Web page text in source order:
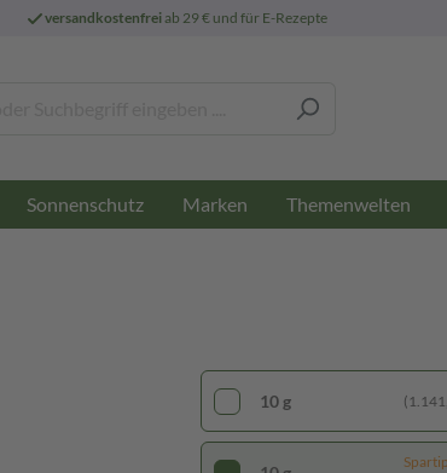
versandkostenfreiab 29 € und für E-Rezepte
Sonnenschutz Marken Themenwelten
10 g